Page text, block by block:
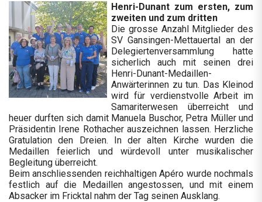
Henri-Dunant zum ersten, zum
zweiten und zum dritten
Die grosse Anzahl Mitglieder des
SV Gansingen-Mettauertal an der
Delegiertenversammlung hatte
sicherlich auch mit seinen drei
Henri-Dunant-Medaillen-
Anwärterinnen zu tun. Das Kleinod
wird für verdienstvolle Arbeit im
Samariterwesen überreicht und
heuer durften sich damit Manuela Buschor, Petra Müller und
Präsidentin Irene Rothacher auszeichnen lassen. Herzliche
Gratulation den Dreien. In der alten Kirche wurden die
Medaillen feierlich und würdevoll unter musikalischer
Begleitung überreicht.
Beim anschliessenden reichhaltigen Apéro wurde nochmals
festlich auf die Medaillen angestossen, und mit einem
Absacker im Fricktal nahm der Tag seinen Ausklang.